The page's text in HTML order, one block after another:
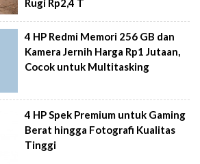
Rugi Rp2,4 T
4 HP Redmi Memori 256 GB dan
Kamera Jernih Harga Rp1 Jutaan,
Cocok untuk Multitasking
4 HP Spek Premium untuk Gaming
Berat hingga Fotografi Kualitas
Tinggi